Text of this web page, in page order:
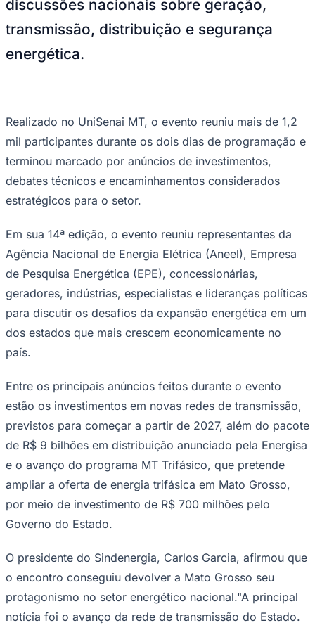
NBA
Fórmula 1
Tênis (ATP)
NBB
Competições de Futebol
Brasileirão Série A
Brasileirão Série B
Copa do Brasil
Sul-Americana
Copa América
Champions League
Premier League
La Liga
Bundesliga
Mundial 2026
Times - Ir direto
discussões nacionais sobre geração,
transmissão, distribuição e segurança
energética.
Realizado no UniSenai MT, o evento reuniu mais de 1,2
mil participantes durante os dois dias de programação e
terminou marcado por anúncios de investimentos,
debates técnicos e encaminhamentos considerados
estratégicos para o setor.
Em sua 14ª edição, o evento reuniu representantes da
Agência Nacional de Energia Elétrica (Aneel), Empresa
de Pesquisa Energética (EPE), concessionárias,
geradores, indústrias, especialistas e lideranças políticas
para discutir os desafios da expansão energética em um
dos estados que mais crescem economicamente no
país.
Entre os principais anúncios feitos durante o evento
estão os investimentos em novas redes de transmissão,
previstos para começar a partir de 2027, além do pacote
de R$ 9 bilhões em distribuição anunciado pela Energisa
e o avanço do programa MT Trifásico, que pretende
ampliar a oferta de energia trifásica em Mato Grosso,
por meio de investimento de R$ 700 milhões pelo
Governo do Estado.
O presidente do Sindenergia, Carlos Garcia, afirmou que
o encontro conseguiu devolver a Mato Grosso seu
protagonismo no setor energético nacional."A principal
notícia foi o avanço da rede de transmissão do Estado.